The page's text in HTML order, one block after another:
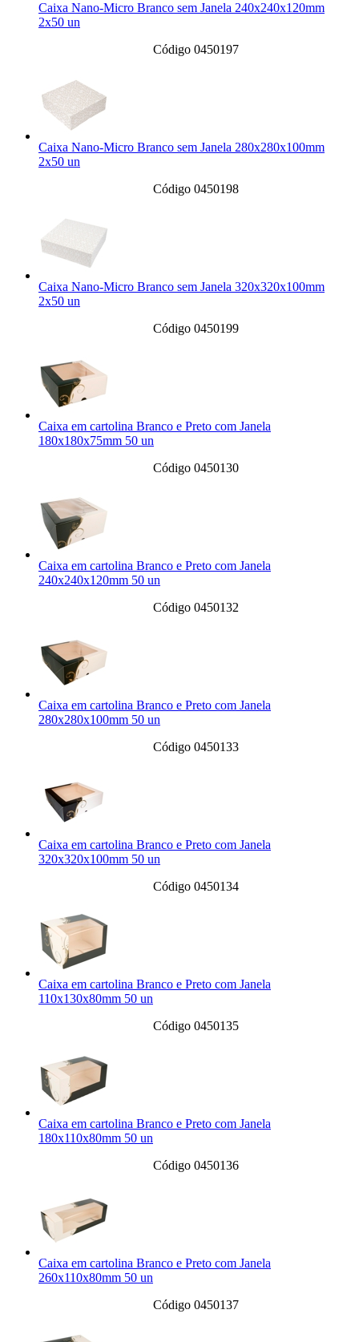
Caixa Nano-Micro Branco sem Janela 240x240x120mm
2x50 un
Código 0450197
Caixa Nano-Micro Branco sem Janela 280x280x100mm
2x50 un
Código 0450198
Caixa Nano-Micro Branco sem Janela 320x320x100mm
2x50 un
Código 0450199
Caixa em cartolina Branco e Preto com Janela
180x180x75mm 50 un
Código 0450130
Caixa em cartolina Branco e Preto com Janela
240x240x120mm 50 un
Código 0450132
Caixa em cartolina Branco e Preto com Janela
280x280x100mm 50 un
Código 0450133
Caixa em cartolina Branco e Preto com Janela
320x320x100mm 50 un
Código 0450134
Caixa em cartolina Branco e Preto com Janela
110x130x80mm 50 un
Código 0450135
Caixa em cartolina Branco e Preto com Janela
180x110x80mm 50 un
Código 0450136
Caixa em cartolina Branco e Preto com Janela
260x110x80mm 50 un
Código 0450137